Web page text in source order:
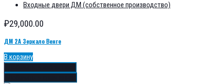
Входные двери ДМ (собственное производство)
₽29,000.00
ДМ 2A Зеркало Венге
В корзину